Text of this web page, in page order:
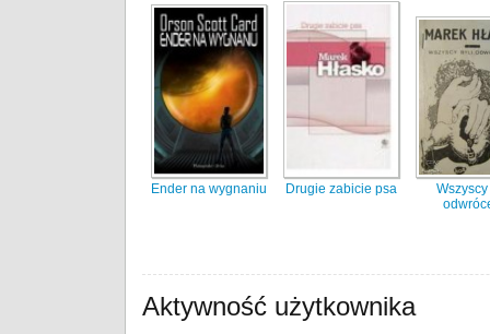
Ender na wygnaniu Drugie zabicie psa
Aktywność użytkownika